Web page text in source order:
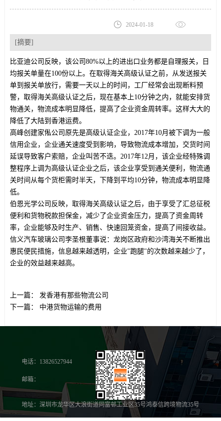
2024-01-18
[摘要]
比亚迪公司反映，该公司80%以上的进出口业务都是自理报关，日
均报关单量在100份以上。在取得海关高级认证之前，从发送报关
单到报关单放行，需要一天以上的时间，工厂经常会出现断料预
警，取得海关高级认证之后，现在基本上10分钟之内，就能安排货
物通关，物流成本明显降低，提高了企业资金周转率。这样大大的
降低了大陆到香港运费。
高峰创建家俬公司原先是高级认证企业，2017年10月被下调为一般
信用企业，企业通关速度受到影响，导致物流成本增加，交货时间
延误导致客户索赔，企业叫苦不迭。2017年12月，该企业经特殊调
整程序上调为高级认证企业之后，该企业享受到通关便利，物流通
关时间从每个货柜需时半天，下降到平均10分钟，物流成本明显降
低。
伯恩光学公司反映，取得海关高级认证之后，由于享受了汇总征税
便利和货物税款担保金，减少了企业资金压力，提高了资金周转
率，企业能够及时生产、销售、快速回笼资金，提高了间接收益。
信义汽车玻璃公司李圣根董事说：龙岗区政府和沙湾海关不断推出
惠民便民措施，信息越来越透明，企业"跑腿"的次数越来越少了，
企业的效益越来越高。
上一篇：
发香港有那些物流公司
下一篇：
中港货物运输的费用
电话：13826527944
邮箱：
地址：深圳市龙华区大浪街道同富邨工业区35号鸿泰信跨境物流35号